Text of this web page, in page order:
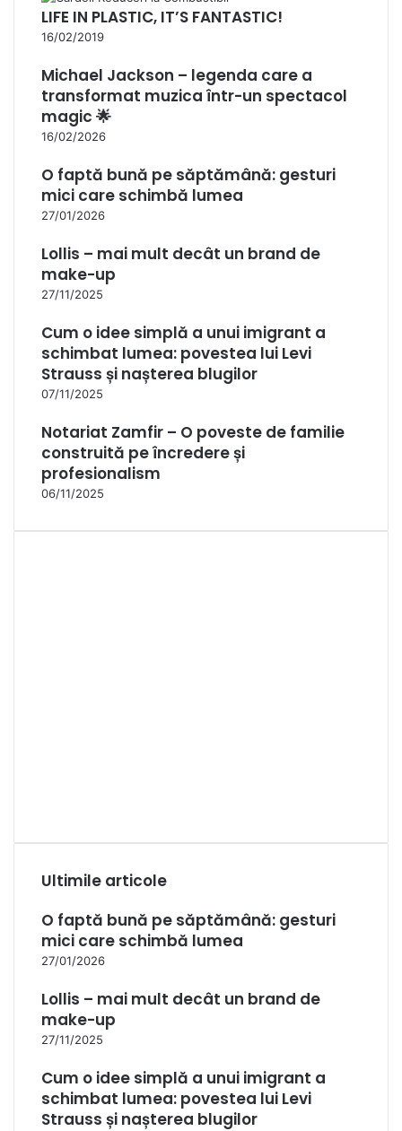
LIFE IN PLASTIC, IT’S FANTASTIC!
16/02/2019
Michael Jackson – legenda care a
transformat muzica într-un spectacol
magic 🌟
16/02/2026
O faptă bună pe săptămână: gesturi
mici care schimbă lumea
27/01/2026
Lollis – mai mult decât un brand de
make-up
27/11/2025
Cum o idee simplă a unui imigrant a
schimbat lumea: povestea lui Levi
Strauss și nașterea blugilor
07/11/2025
Notariat Zamfir – O poveste de familie
construită pe încredere și
profesionalism
06/11/2025
Ultimile articole
O faptă bună pe săptămână: gesturi
mici care schimbă lumea
27/01/2026
Lollis – mai mult decât un brand de
make-up
27/11/2025
Cum o idee simplă a unui imigrant a
schimbat lumea: povestea lui Levi
Strauss și nașterea blugilor